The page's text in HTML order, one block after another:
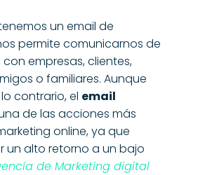
un email de
permite comunicarnos de
empresas, clientes,
o familiares. Aunque
contrario, el email
de las acciones más
online, ya que
un alto retorno a un bajo
de Marketing digital